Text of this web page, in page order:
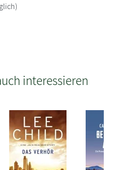
interessieren